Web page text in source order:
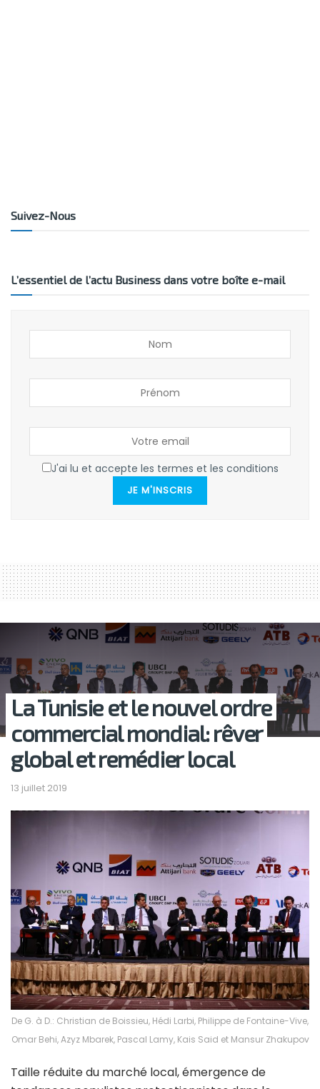
Suivez-Nous
L’essentiel de l’actu Business dans votre boîte e-mail
J'ai lu et accepte les termes et les conditions
JE M'INSCRIS
La Tunisie et le nouvel ordre
commercial mondial: rêver
global et remédier local
13 juillet 2019
De G. à D.: Christian de Boissieu, Hédi Larbi, Philippe de Fontaine-Vive,
Omar Behi, Azyz Mbarek, Pascal Lamy, Kais Said et Mansur Zhakupov
Taille réduite du marché local, émergence de